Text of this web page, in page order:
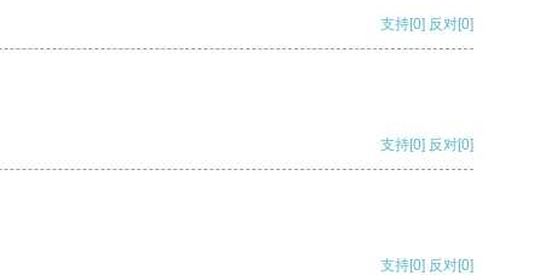
支持[0] 反对[0]
支持[0] 反对[0]
支持[0] 反对[0]